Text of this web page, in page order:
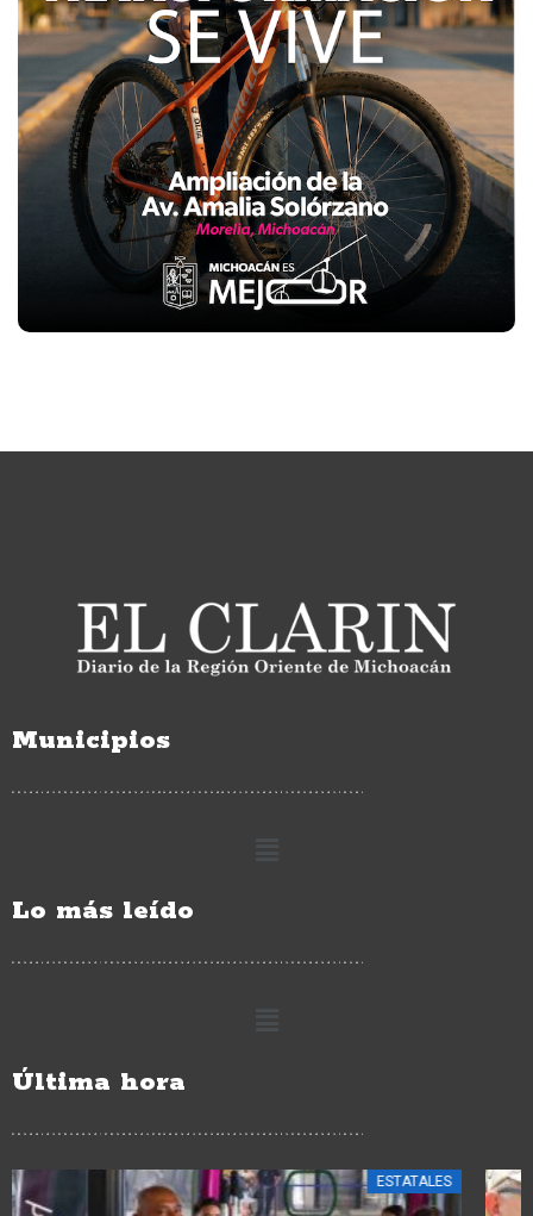
Municipios
Lo más leído
Última hora
ESTATALES